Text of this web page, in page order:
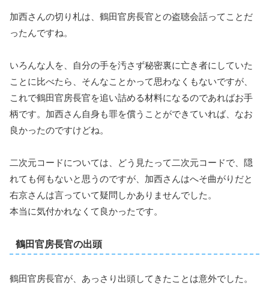
加西さんの切り札は、鶴田官房長官との盗聴会話ってことだ
ったんですね。
いろんな人を、自分の手を汚さず秘密裏に亡き者にしていた
ことに比べたら、そんなことかって思わなくもないですが、
これで鶴田官房長官を追い詰める材料になるのであればお手
柄です。加西さん自身も罪を償うことができていれば、なお
良かったのですけどね。
二次元コードについては、どう見たって二次元コードで、隠
れても何もないと思うのですが、加西さんはへそ曲がりだと
右京さんは言っていて疑問しかありませんでした。
本当に気付かれなくて良かったです。
鶴田官房長官の出頭
鶴田官房長官が、あっさり出頭してきたことは意外でした。